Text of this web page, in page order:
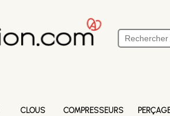
CLOUS COMPRESSEURS